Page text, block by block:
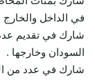
في الداخل والخارج
شارك في تقديم
السودان وخارجها .
شارك في عدد من